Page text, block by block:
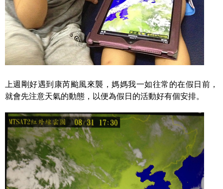
上週剛好遇到 康芮颱風來襲，媽媽我一如往常的在假日前，
就會先注意天氣的動態，以便為假日的活動好有個安排。